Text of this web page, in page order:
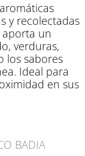
y recolectadas
aporta un
verduras,
los sabores
Ideal para
en sus
BADIA